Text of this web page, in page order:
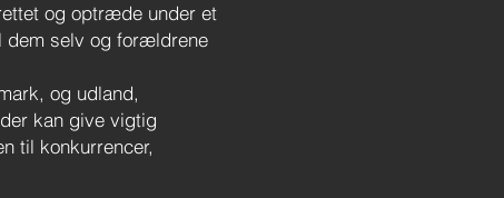
og optræde under et
dem selv og forældrene
og udland,
kan give vigtig
til konkurrencer,